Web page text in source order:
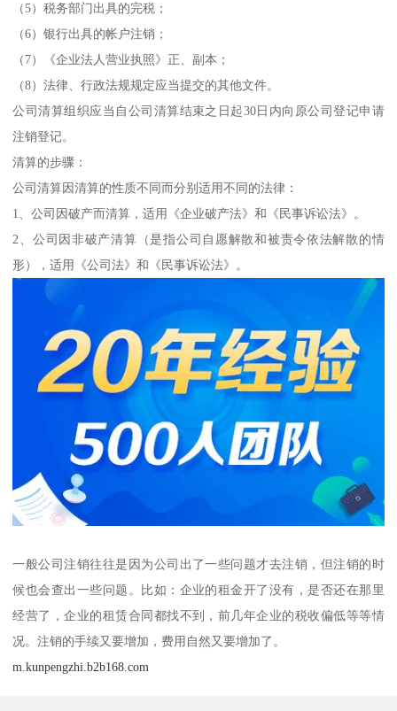
（5）税务部门出具的完税；
（6）银行出具的帐户注销；
（7）《企业法人营业执照》正、副本；
（8）法律、行政法规规定应当提交的其他文件。
公司清算组织应当自公司清算结束之日起30日内向原公司登记申请
注销登记。
清算的步骤：
公司清算因清算的性质不同而分别适用不同的法律：
1、公司因破产而清算，适用《企业破产法》和《民事诉讼法》。
2、公司因非破产清算（是指公司自愿解散和被责令依法解散的情
形），适用《公司法》和《民事诉讼法》。
一般公司注销往往是因为公司出了一些问题才去注销，但注销的时
候也会查出一些问题。比如：企业的租金开了没有，是否还在那里
经营了，企业的租赁合同都找不到，前几年企业的税收偏低等等情
况。注销的手续又要增加，费用自然又要增加了。
m.kunpengzhi.b2b168.com